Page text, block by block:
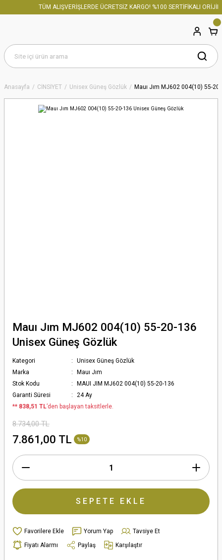
TÜM ALIŞVERİŞLERDE ÜCRETSİZ KARGO! %100 SERTİFİKALI
Anasayfa CİNSİYET Unisex Güneş Gözlük Mauı Jım MJ602 004(10) 55-
Mauı Jım MJ602 004(10) 55-20-136
Unisex Güneş Gözlük
Kategori
Unisex Güneş Gözlük
Marka
Mauı Jım
Stok Kodu
MAUI JIM MJ602 004(10) 55-20-136
Garanti Süresi
24 Ay
** 838,51 TL’den başlayan taksitlerle.
8.734,00 TL
7.861,00 TL %10
SEPETE EKLE
Yorum Yap
Tavsiye Et
Fiyatı Alarmı
Paylaş Karşılaştır